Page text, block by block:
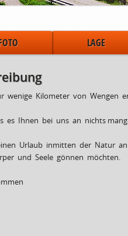
LAGE
Kilometer von Wengen
es Ihnen bei uns an nichts
Urlaub inmitten der Natur
und Seele gönnen möchten.
15.06.2024
31.08.2024